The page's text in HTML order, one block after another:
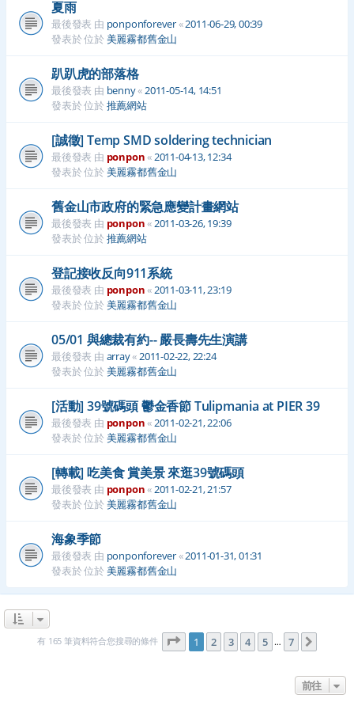
夏雨
最後發表 由 ponponforever«2011-06-29, 00:39
發表於 位於 美麗霧都舊金山
趴趴虎的部落格
最後發表 由 benny« 2011-05-14, 14:51
發表於 位於 推薦網站
[誠徵] Temp SMD soldering technician
最後發表 由 ponpon« 2011-04-13, 12:34
發表於 位於 美麗霧都舊金山
舊金山市政府的緊急應變計畫網站
最後發表 由 ponpon« 2011-03-26, 19:39
發表於 位於 推薦網站
登記接收反向911系統
最後發表 由 ponpon« 2011-03-11, 23:19
發表於 位於 美麗霧都舊金山
05/01 與總裁有約-- 嚴長壽先生演講
最後發表 由 array« 2011-02-22, 22:24
發表於 位於 美麗霧都舊金山
[活動] 39號碼頭 鬱金香節 Tulipmania at PIER 39
最後發表 由 ponpon« 2011-02-21, 22:06
發表於 位於 美麗霧都舊金山
[轉載] 吃美食 賞美景 來逛39號碼頭
最後發表 由 ponpon« 2011-02-21, 21:57
發表於 位於 美麗霧都舊金山
海象季節
最後發表 由 ponponforever«2011-01-31, 01:31
發表於 位於 美麗霧都舊金山
有 165 筆資料符合您搜尋的條件 1 頁 (共 7 頁)
1 2 3 4 5 … 7
前往